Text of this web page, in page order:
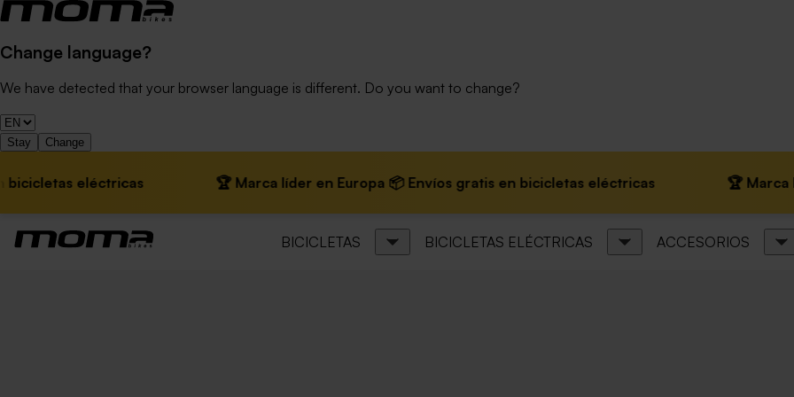
Change language?
We have detected that your browser language is different. Do you want to change?
Stay Change
🏆 Marca líder en Europa 📦 Envíos gratis en bicicletas eléctricas 🏆 Marca líder en
BICICLETAS BICICLETAS ELÉCTRICAS ACCESORIOS